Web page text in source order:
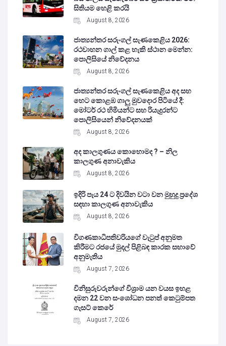
සිතියම හෙළි කරයි
August 8, 2026
ජාත්‍යන්තර සරුංගල් සැණකෙළිය 2026:
රථවාහන ගාල් කළ හැකි ස්ථාන මෙන්න:
පොලිසියේ නිවේදනය
August 8, 2026
ජාත්‍යන්තර සරුංගල් සැණකෙළිය අද සහ
හෙට කොළඹ ගාලු මුවදොර පිටියේ දී:
මෝටර් රථ හිමියන්ට සහ රියැදුරන්ට
පොලිසියෙන් නිවේදනයක්
August 8, 2026
අද කාලගුණය කොහොමද ? – නිල
කාලගුණ අනාවැකිය
August 8, 2026
ඉදිරි පැය 24 ට දිවයින වටා වන මුහුදු ප්‍රදේශ
සඳහා කාලගුණ අනාවැකිය
August 8, 2026
විගණකාධිපතිවරියගේ වැටුප් අනුමත
කිරීමට රජයේ මුදල් පිළිබඳ කාරක සභාවේ
අනුමැතිය
August 7, 2026
විනිසුරුවරුන්ගේ විශ්‍රාම යන වයස ඉහළ
දමන 22 වන සංශෝධන පනත් කෙටුම්පත
ගැසට් කෙරේ
August 7, 2026